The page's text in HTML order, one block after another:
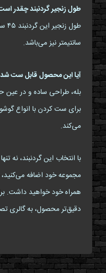
طول زنجیر گردنبند چقدر
سانتیمتر نیز می‌باشد.
آیا این محصول قابل ست
بله، طراحی ساده و در عین
برای ست کردن با انواع
می‌کند.
با انتخاب این گردنبند،
مجموعه خود اضافه می‌کنید،
همراه خود خواهید داشت.
دقیق‌تر محصول، به گالری